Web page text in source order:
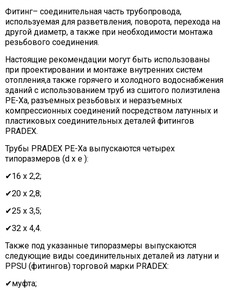
Фитинг– соединительная часть трубопровода,
используемая для разветвления, поворота, перехода на
другой диаметр, а также при необходимости монтажа
резьбового соединения.
Настоящие рекомендации могут быть использованы
при проектировании и монтаже внутренних систем
отопления,а также горячего и холодного водоснабжения
зданий с использованием труб из сшитого полиэтилена
PE-Xa, разъемных резьбовых и неразъемных
компрессионных соединений посредством латунных и
пластиковых соединительных деталей фитингов
PRADEX.
Трубы PRADEX PE-Xa выпускаются четырех
типоразмеров (d x e ):
✔16 х 2,2;
✔20 х 2,8;
✔25 х 3,5;
✔32 х 4,4.
Также под указанные типоразмеры выпускаются
следующие виды соединительных деталей из латуни и
PPSU (фитингов) торговой марки PRADEX:
✔муфта;